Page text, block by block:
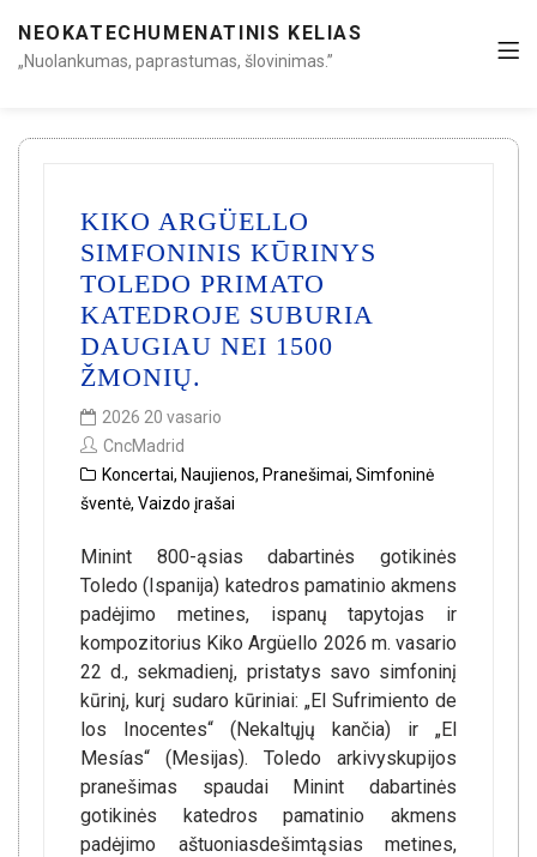
NEOKATECHUMENATINIS KELIAS
„Nuolankumas, paprastumas, šlovinimas.”
KIKO ARGÜELLO
SIMFONINIS KŪRINYS
TOLEDO PRIMATO
KATEDROJE SUBURIA
DAUGIAU NEI 1500
ŽMONIŲ.
2026 20 vasario
CncMadrid
Koncertai, Naujienos, Pranešimai, Simfoninė
šventė, Vaizdo įrašai
Minint 800-ąsias dabartinės gotikinės
Toledo (Ispanija) katedros pamatinio akmens
padėjimo metines, ispanų tapytojas ir
kompozitorius Kiko Argüello 2026 m. vasario
22 d., sekmadienį, pristatys savo simfoninį
kūrinį, kurį sudaro kūriniai: „El Sufrimiento de
los Inocentes“ (Nekaltųjų kančia) ir „El
Mesías“ (Mesijas). Toledo arkivyskupijos
pranešimas spaudai Minint dabartinės
gotikinės katedros pamatinio akmens
padėjimo aštuoniasdešimtąsias metines,